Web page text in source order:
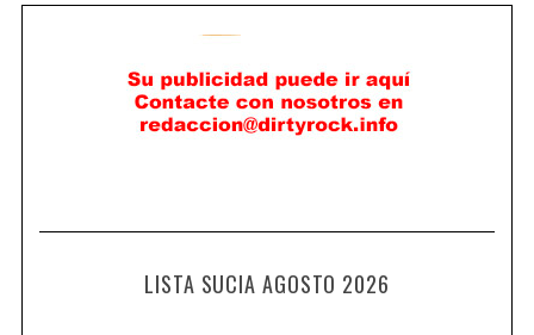
LISTA SUCIA AGOSTO 2026